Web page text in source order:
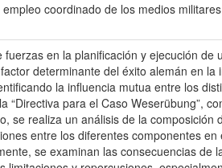
coordinado de los medios
en la planificación y ejecución de
determinante del éxito alemán en la
la influencia mutua entre los
para el Caso Weserübung”,
se realiza un análisis de la composición
entre los diferentes componentes en
se examinan las consecuencias de